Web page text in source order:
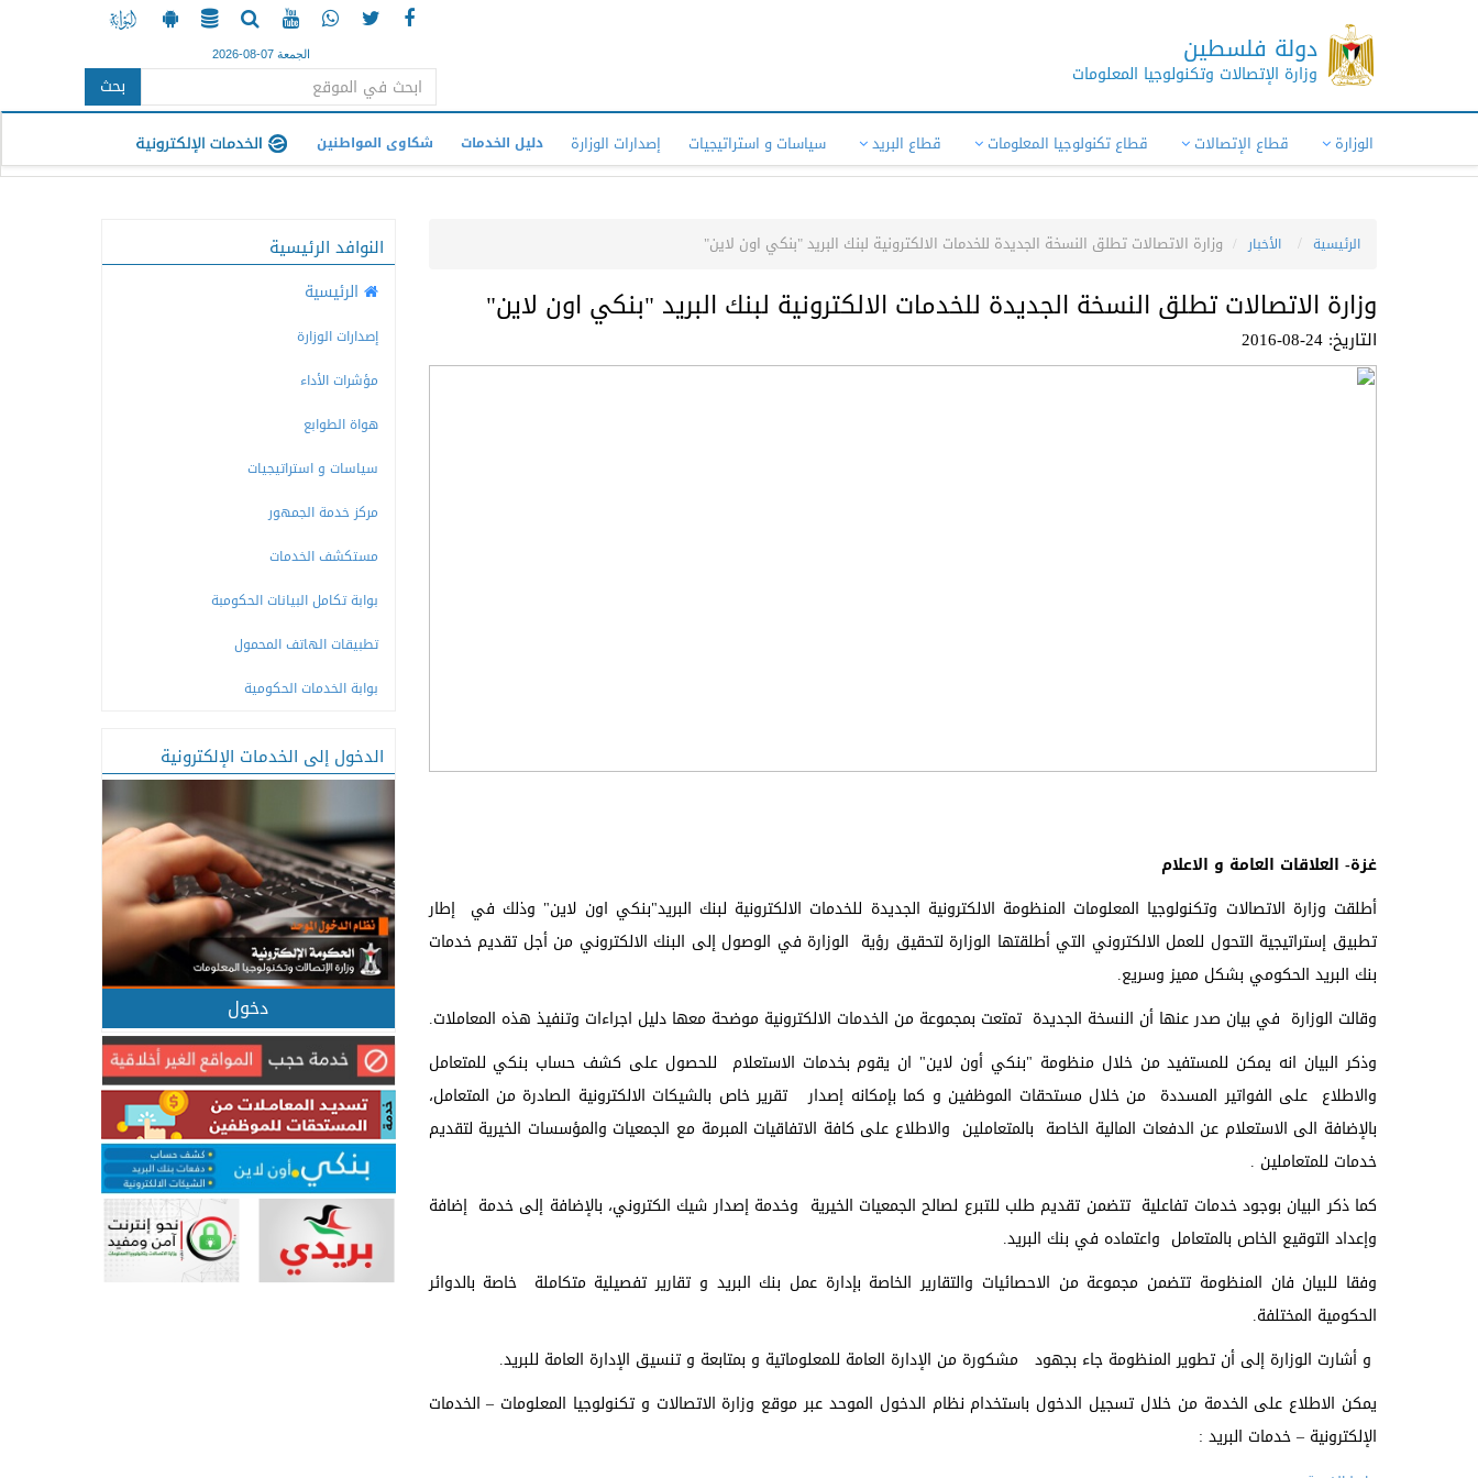
دولة فلسطين
وزارة الإتصالات وتكنولوجيا المعلومات
الجمعة 07-08-2026
بحث
الوزارة قطاع الإتصالات قطاع تكنولوجيا المعلومات قطاع البريد سياسات و استراتيجيات إصدارات الوزارة دليل الخدمات شكاوى المواطنين
الرئيسية الأخبار وزارة الاتصالات تطلق النسخة الجديدة للخدمات الالكترونية لبنك البريد "بنكي اون لاين"
وزارة الاتصالات تطلق النسخة الجديدة للخدمات الالكترونية لبنك البريد "بنكي اون لاين"
التاريخ: 24-08-2016
غزة- العلاقات العامة و الاعلام
أطلقت وزارة الاتصالات وتكنولوجيا المعلومات المنظومة الالكترونية الجديدة للخدمات الالكترونية لبنك البريد"بنكي اون لاين" وذلك في إطار
تطبيق إستراتيجية التحول للعمل الالكتروني التي أطلقتها الوزارة لتحقيق رؤية الوزارة في الوصول إلى البنك الالكتروني من أجل تقديم خدمات
بنك البريد الحكومي بشكل مميز وسريع.
وقالت الوزارة في بيان صدر عنها أن النسخة الجديدة تمتعت بمجموعة من الخدمات الالكترونية موضحة معها دليل اجراءات وتنفيذ هذه المعاملات.
وذكر البيان انه يمكن للمستفيد من خلال منظومة "بنكي أون لاين" ان يقوم بخدمات الاستعلام للحصول على كشف حساب بنكي للمتعامل
والاطلاع على الفواتير المسددة من خلال مستحقات الموظفين و كما بإمكانه إصدار تقرير خاص بالشيكات الالكترونية الصادرة من المتعامل،
بالإضافة الى الاستعلام عن الدفعات المالية الخاصة بالمتعاملين والاطلاع على كافة الاتفاقيات المبرمة مع الجمعيات والمؤسسات الخيرية لتقديم
خدمات للمتعاملين .
كما ذكر البيان بوجود خدمات تفاعلية تتضمن تقديم طلب للتبرع لصالح الجمعيات الخيرية وخدمة إصدار شيك الكتروني، بالإضافة إلى خدمة إضافة
وإعداد التوقيع الخاص بالمتعامل واعتماده في بنك البريد.
وفقا للبيان فان المنظومة تتضمن مجموعة من الاحصائيات والتقارير الخاصة بإدارة عمل بنك البريد و تقارير تفصيلية متكاملة خاصة بالدوائر
الحكومية المختلفة.
و أشارت الوزارة إلى أن تطوير المنظومة جاء بجهود مشكورة من الإدارة العامة للمعلوماتية و بمتابعة و تنسيق الإدارة العامة للبريد.
يمكن الاطلاع على الخدمة من خلال تسجيل الدخول باستخدام نظام الدخول الموحد عبر موقع وزارة الاتصالات و تكنولوجيا المعلومات – الخدمات
الإلكترونية – خدمات البريد :
النوافد الرئيسية
الرئيسية
إصدارات الوزارة
مؤشرات الأداء
هواة الطوابع
سياسات و استراتيجيات
مركز خدمة الجمهور
مستكشف الخدمات
بوابة تكامل البيانات الحكومبة
تطبيقات الهاتف المحمول
بوابة الخدمات الحكومية
الدخول إلى الخدمات الإلكترونية
دخول